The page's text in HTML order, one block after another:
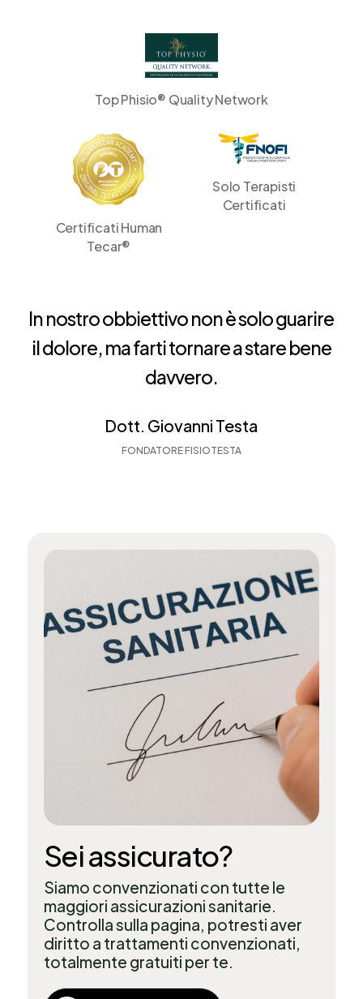
Top Phisio® Quality Network
Certificati Human
Tecar®
Solo Terapisti
Certificati
In nostro obbiettivo non è solo guarire
il dolore, ma farti tornare a stare bene
davvero.
Dott. Giovanni Testa
FONDATORE FISIOTESTA
Sei assicurato?
Siamo convenzionati con tutte le
maggiori assicurazioni sanitarie.
Controlla sulla pagina, potresti aver
diritto a trattamenti convenzionati,
totalmente gratuiti per te.